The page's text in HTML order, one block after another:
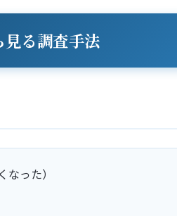
る調査手法
った）